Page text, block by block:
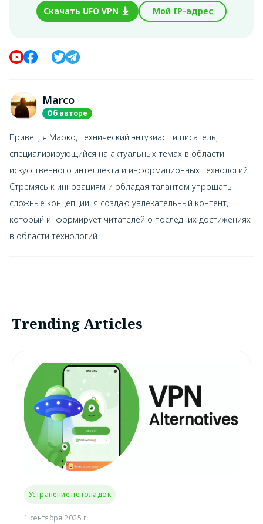
Скачать UFO VPN Мой IP-адрес
Marco
Об авторе
Привет, я Марко, технический энтузиаст и писатель,
специализирующийся на актуальных темах в области
искусственного интеллекта и информационных технологий.
Стремясь к инновациям и обладая талантом упрощать
сложные концепции, я создаю увлекательный контент,
который информирует читателей о последних достижениях
в области технологий.
Trending Articles
Устранение неполадок
1 сентября 2025 г.